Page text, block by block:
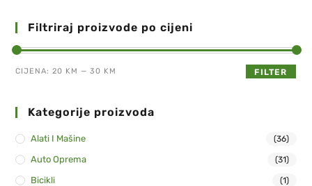
Filtriraj proizvode po cijeni
FILTER
CIJENA:20 KM —30 KM
Kategorije proizvoda
Alati I Mašine (36)
Auto Oprema (31)
Bicikli (1)